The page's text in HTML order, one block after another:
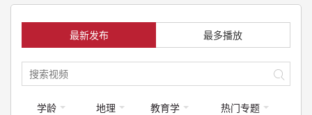
最新发布 最多播放
学龄 地理 教育学 热门专题